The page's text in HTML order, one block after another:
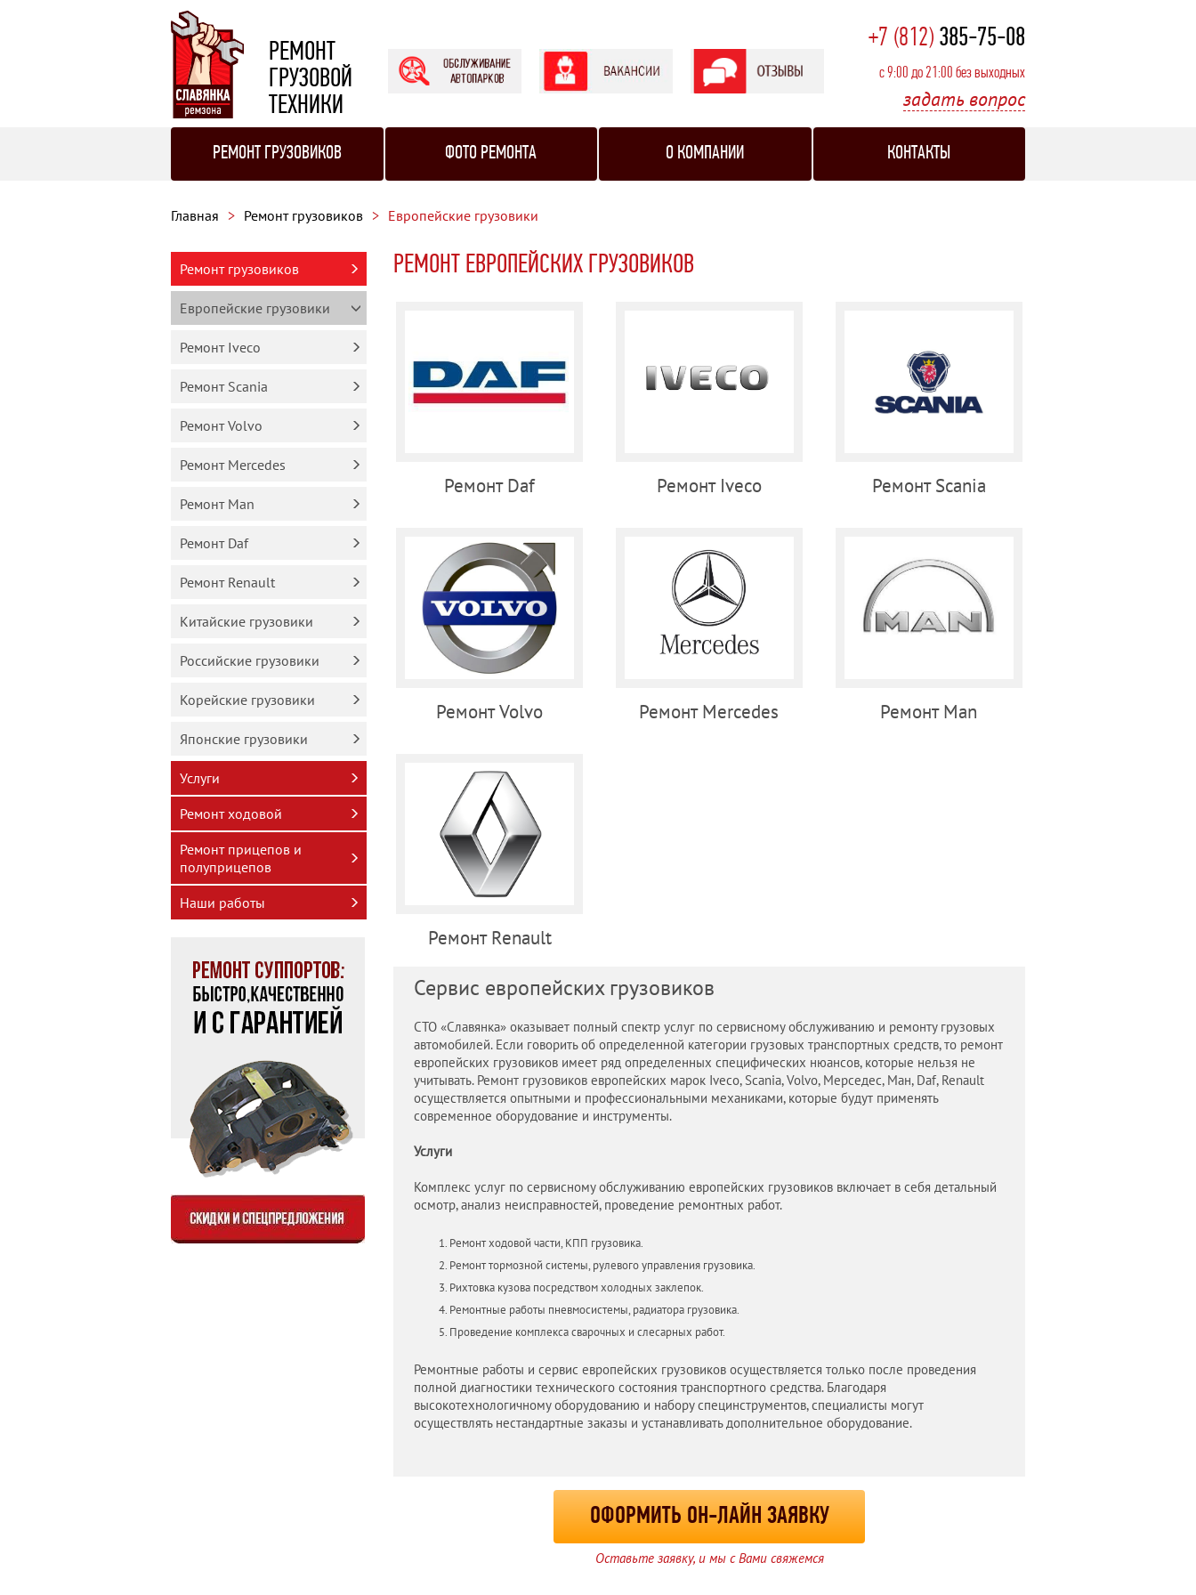
РЕМОНТ
ГРУЗОВОЙ
ТЕХНИКИ
+7 (812) 385-75-08
с 9:00 до 21:00 без выходных
задать вопрос
РЕМОНТ ГРУЗОВИКОВ ФОТО РЕМОНТА О КОМПАНИИ КОНТАКТЫ
Главная Ремонт грузовиков Европейские грузовики
Ремонт грузовиков
Европейские грузовики
Ремонт Iveco
Ремонт Scania
Ремонт Volvo
Ремонт Mercedes
Ремонт Man
Ремонт Daf
Ремонт Renault
Китайские грузовики
Российские грузовики
Корейские грузовики
Японские грузовики
Услуги
Ремонт ходовой
Ремонт прицепов и
полуприцепов
Наши работы
РЕМОНТ ЕВРОПЕЙСКИХ ГРУЗОВИКОВ
Ремонт Daf Ремонт Iveco Ремонт Scania
Ремонт Volvo Ремонт Mercedes Ремонт Man
Ремонт Renault
Сервис европейских грузовиков
СТО «Славянка» оказывает полный спектр услуг по сервисному обслуживанию и ремонту грузовых
автомобилей. Если говорить об определенной категории грузовых транспортных средств, то ремонт
европейских грузовиков имеет ряд определенных специфических нюансов, которые нельзя не
учитывать. Ремонт грузовиков европейских марок Iveco, Scania, Volvo, Мерседес, Ман, Daf, Renault
осуществляется опытными и профессиональными механиками, которые будут применять
современное оборудование и инструменты.
Услуги
Комплекс услуг по сервисному обслуживанию европейских грузовиков включает в себя детальный
осмотр, анализ неисправностей, проведение ремонтных работ.
Ремонт ходовой части, КПП грузовика.
Ремонт тормозной системы, рулевого управления грузовика.
Рихтовка кузова посредством холодных заклепок.
Ремонтные работы пневмосистемы, радиатора грузовика.
Проведение комплекса сварочных и слесарных работ.
Ремонтные работы и сервис европейских грузовиков осуществляется только после проведения
полной диагностики технического состояния транспортного средства. Благодаря
высокотехнологичному оборудованию и набору специнструментов, специалисты могут
осуществлять нестандартные заказы и устанавливать дополнительное оборудование.
ОФОРМИТЬ ОН-ЛАЙН ЗАЯВКУ
Оставьте заявку, и мы с Вами свяжемся